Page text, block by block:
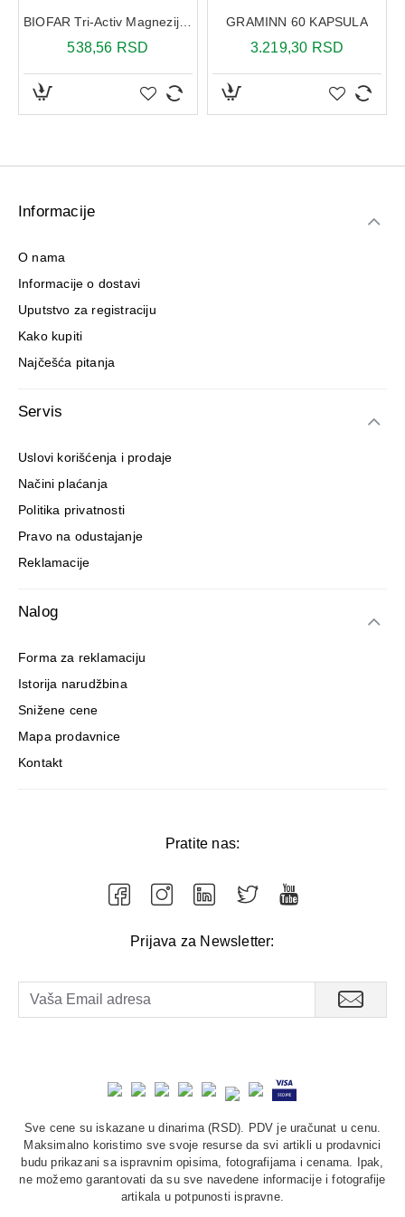
538,56 RSD
GRAMINN 60 KAPSULA
3.219,30 RSD
Informacije
O nama
Informacije o dostavi
Uputstvo za registraciju
Kako kupiti
Najčešća pitanja
Servis
Uslovi korišćenja i prodaje
Načini plaćanja
Politika privatnosti
Pravo na odustajanje
Reklamacije
Nalog
Forma za reklamaciju
Istorija narudžbina
Snižene cene
Mapa prodavnice
Kontakt
Pratite nas:
Prijava za Newsletter:
Sve cene su iskazane u dinarima (RSD). PDV je uračunat u cenu.
Maksimalno koristimo sve svoje resurse da svi artikli u prodavnici
budu prikazani sa ispravnim opisima, fotografijama i cenama. Ipak,
ne možemo garantovati da su sve navedene informacije i fotografije
artikala u potpunosti ispravne.